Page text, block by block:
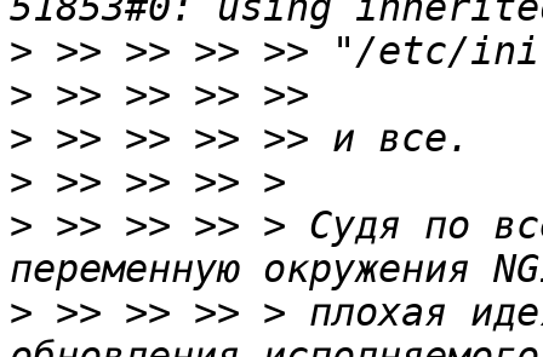
>
>
>
>
> >> >> >> > Судя по
> >> >> >> > плохая